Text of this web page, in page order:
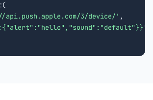
3/device/ ' ,